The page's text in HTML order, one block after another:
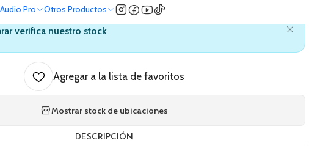
Pro Otros Productos
verifica nuestro stock
Agregar a la lista de favoritos
Mostrar stock de ubicaciones
DESCRIPCIÓN